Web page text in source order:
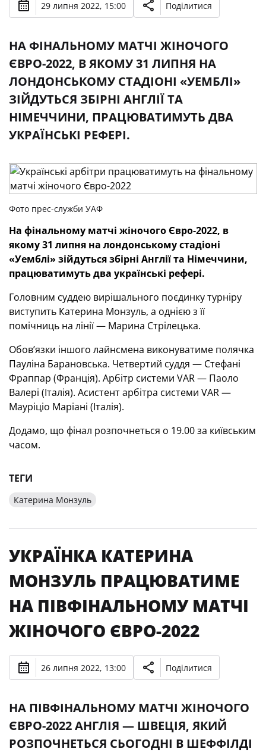
29 липня 2022, 15:00 Поділитися
НА ФІНАЛЬНОМУ МАТЧІ ЖІНОЧОГО
ЄВРО-2022, В ЯКОМУ 31 ЛИПНЯ НА
ЛОНДОНСЬКОМУ СТАДІОНІ «УЕМБЛІ»
ЗІЙДУТЬСЯ ЗБІРНІ АНГЛІЇ ТА
НІМЕЧЧИНИ, ПРАЦЮВАТИМУТЬ ДВА
УКРАЇНСЬКІ РЕФЕРІ.
Фото прес-служби УАФ
На фінальному матчі жіночого Євро-2022, в
якому 31 липня на лондонському стадіоні
«Уемблі» зійдуться збірні Англії та Німеччини,
працюватимуть два українські рефері.
Головним суддею вирішального поєдинку турніру
виступить Катерина Монзуль, а однією з її
помічниць на лінії — Марина Стрілецька.
Обов’язки іншого лайнсмена виконуватиме полячка
Пауліна Барановська. Четвертий суддя — Стефані
Фраппар (Франція). Арбітр системи VAR — Паоло
Валері (Італія). Асистент арбітра системи VAR —
Мауріціо Маріані (Італія).
Додамо, що фінал розпочнеться о 19.00 за київським
часом.
ТЕГИ
Катерина Монзуль
УКРАЇНКА КАТЕРИНА
МОНЗУЛЬ ПРАЦЮВАТИМЕ
НА ПІВФІНАЛЬНОМУ МАТЧІ
ЖІНОЧОГО ЄВРО-2022
26 липня 2022, 13:00 Поділитися
НА ПІВФІНАЛЬНОМУ МАТЧІ ЖІНОЧОГО
ЄВРО-2022 АНГЛІЯ — ШВЕЦІЯ, ЯКИЙ
РОЗПОЧНЕТЬСЯ СЬОГОДНІ В ШЕФФІЛДІ